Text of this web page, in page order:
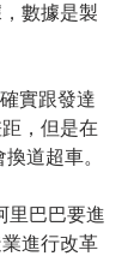
數據是製
實跟發達
，但是在
道超車。
里巴巴要進
進行改革